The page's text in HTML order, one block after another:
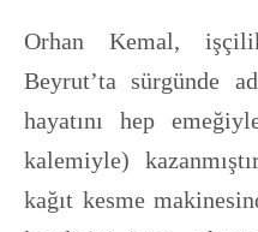
Orhan Kemal,
Beyrut’ta sürgünde
hayatını hep
kalemiyle)
kağıt kesme